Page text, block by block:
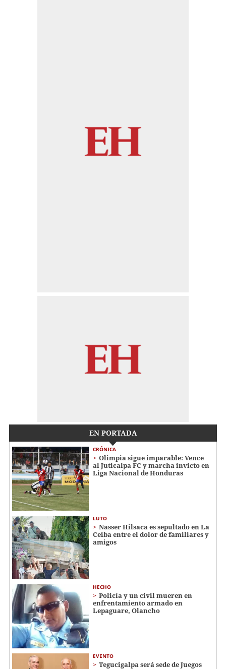
EN PORTADA
CRÓNICA
Olimpia sigue imparable: Vence
al Juticalpa FC y marcha invicto en
Liga Nacional de Honduras
LUTO
Nasser Hilsaca es sepultado en La
Ceiba entre el dolor de familiares y
amigos
HECHO
Policía y un civil mueren en
enfrentamiento armado en
Lepaguare, Olancho
EVENTO
Tegucigalpa será sede de Juegos